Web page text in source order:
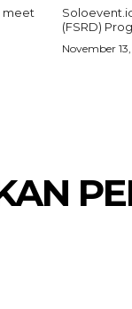
meet
(FSRD)
November